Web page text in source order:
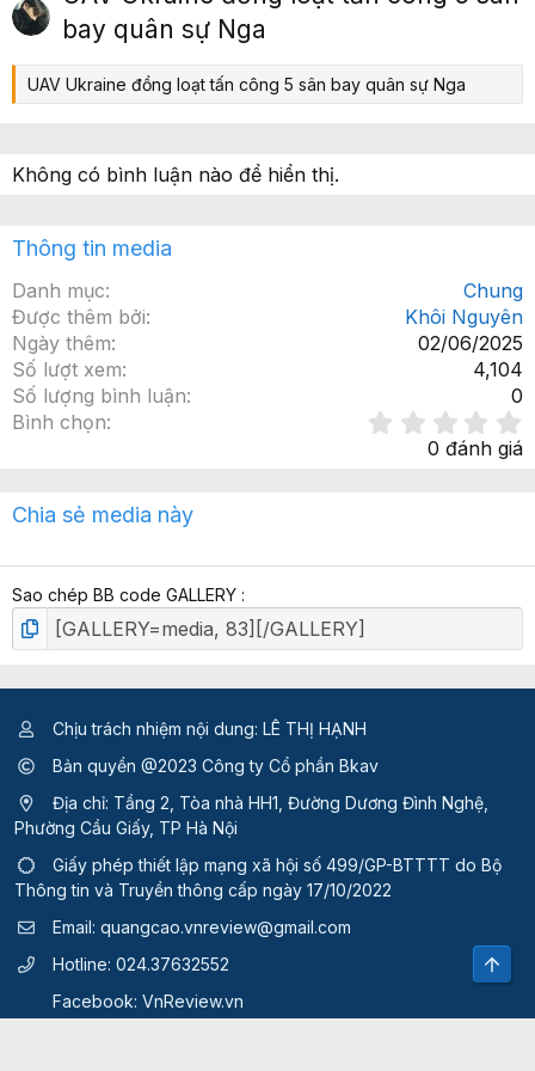
c
bay quân sự Nga
UAV Ukraine đồng loạt tấn công 5 sân bay quân sự Nga
Không có bình luận nào để hiển thị.
Thông tin media
Danh mục
Chung
Được thêm bởi
Khôi Nguyên
Ngày thêm
02/06/2025
Số lượt xem
4,104
Số lượng bình luận
0
Bình chọn
.
ạ
g
0 đánh giá
Chia sẻ media này
Sao chép BB code GALLERY
Chịu trách nhiệm nội dung: LÊ THỊ HẠNH
Bản quyền @2023 Công ty Cổ phần Bkav
Địa chỉ: Tầng 2, Tòa nhà HH1, Đường Dương Đình Nghệ,
Phường Cầu Giấy, TP Hà Nội
Giấy phép thiết lập mạng xã hội số 499/GP-BTTTT do Bộ
Thông tin và Truyền thông cấp ngày 17/10/2022
Email: quangcao.vnreview@gmail.com
Hotline: 024.37632552
Facebook: VnReview.vn